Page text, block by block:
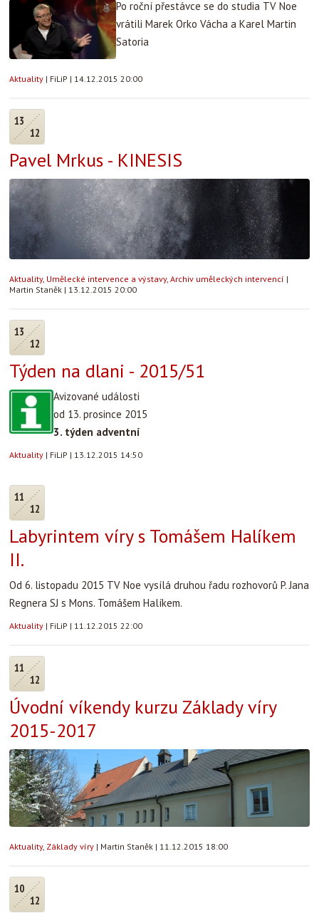
Po roční přestávce se do studia TV Noe
vrátili Marek Orko Vácha a Karel Martin
Satoria
Aktuality | FiLiP | 14.12.2015 20:00
13
12
Pavel Mrkus - KINESIS
Aktuality, Umělecké intervence a výstavy, Archiv uměleckých intervencí |
Martin Staněk | 13.12.2015 20:00
13
12
Týden na dlani - 2015/51
Avizované události
od 13. prosince 2015
3. týden adventní
Aktuality | FiLiP | 13.12.2015 14:50
11
12
Labyrintem víry s Tomášem Halíkem
II.
Od 6. listopadu 2015 TV Noe vysílá druhou řadu rozhovorů P. Jana
Regnera SJ s Mons. Tomášem Halíkem.
Aktuality | FiLiP | 11.12.2015 22:00
11
12
Úvodní víkendy kurzu Základy víry
2015-2017
Aktuality, Základy víry | Martin Staněk | 11.12.2015 18:00
10
12